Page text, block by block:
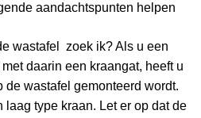
aandachtspunten helpen
wastafel zoek ik? Als u een
daarin een kraangat, heeft u
de wastafel gemonteerd wordt.
type kraan. Let er op dat de